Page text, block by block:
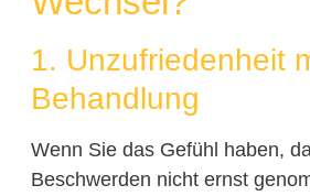
1. Unzufriedenheit
Behandlung
Wenn Sie das Gefühl haben,
Beschwerden nicht ernst